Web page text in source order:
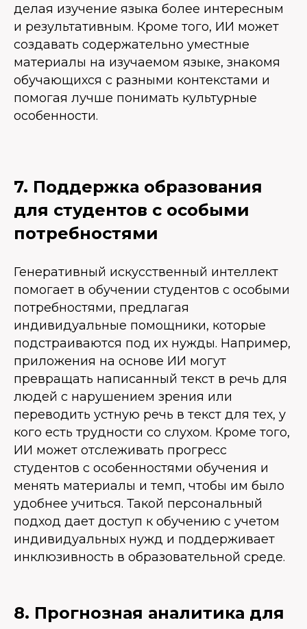
делая изучение языка более интересным
и результативным. Кроме того, ИИ может
создавать содержательно уместные
материалы на изучаемом языке, знакомя
обучающихся с разными контекстами и
помогая лучше понимать культурные
особенности.
7. Поддержка образования
для студентов с особыми
потребностями
Генеративный искусственный интеллект
помогает в обучении студентов с особыми
потребностями, предлагая
индивидуальные помощники, которые
подстраиваются под их нужды. Например,
приложения на основе ИИ могут
превращать написанный текст в речь для
людей с нарушением зрения или
переводить устную речь в текст для тех, у
кого есть трудности со слухом. Кроме того,
ИИ может отслеживать прогресс
студентов с особенностями обучения и
менять материалы и темп, чтобы им было
удобнее учиться. Такой персональный
подход дает доступ к обучению с учетом
индивидуальных нужд и поддерживает
инклюзивность в образовательной среде.
8. Прогнозная аналитика для